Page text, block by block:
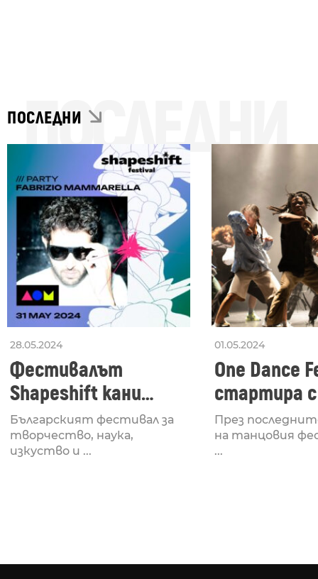
ПОСЛЕДНИ
ПОСЛЕДНИ
28.05.2024
Фестивалът
Shapeshift кани
Fabrizio Mammarella
за откриването си
Българският фестивал за
творчество, наука,
изкуство и ...
01.05.2024
One Dance
стартира
Lucid,
рейв
През
на танцовия
...